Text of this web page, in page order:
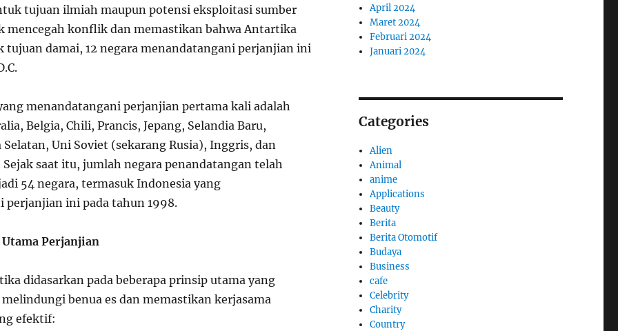
tujuan ilmiah maupun potensi eksploitasi sumber
mencegah konflik dan memastikan bahwa Antartika
tujuan damai, 12 negara menandatangani perjanjian ini
menandatangani perjanjian pertama kali adalah
Belgia, Chili, Prancis, Jepang, Selandia Baru,
Uni Soviet (sekarang Rusia), Inggris, dan
saat itu, jumlah negara penandatangan telah
54 negara, termasuk Indonesia yang
perjanjian ini pada tahun 1998.
Perjanjian
didasarkan pada beberapa prinsip utama yang
benua es dan memastikan kerjasama
efektif:
April 2024
Maret 2024
Februari 2024
Januari 2024
Categories
Alien
Animal
anime
Applications
Beauty
Berita
Berita Otomotif
Budaya
Business
cafe
Celebrity
Charity
Country